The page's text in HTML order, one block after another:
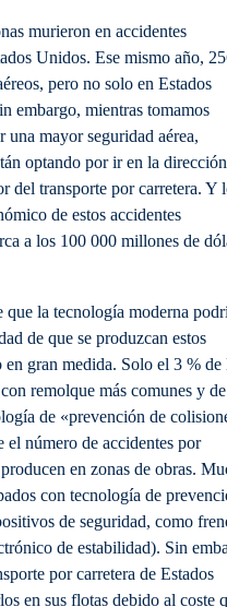
murieron en accidentes
Unidos. Ese mismo año,
pero no solo en Estados
embargo, mientras tomamos
una mayor seguridad aérea,
optando por ir en la dirección
del transporte por carretera. Y
de estos accidentes
a los 100 000 millones de
que la tecnología moderna
de que se produzcan estos
en gran medida. Solo el 3 % de
remolque más comunes y de
de «prevención de
número de accidentes por
en zonas de obras.
con tecnología de
de seguridad, como
de estabilidad). Sin
por carretera de Estados
en sus flotas debido al coste